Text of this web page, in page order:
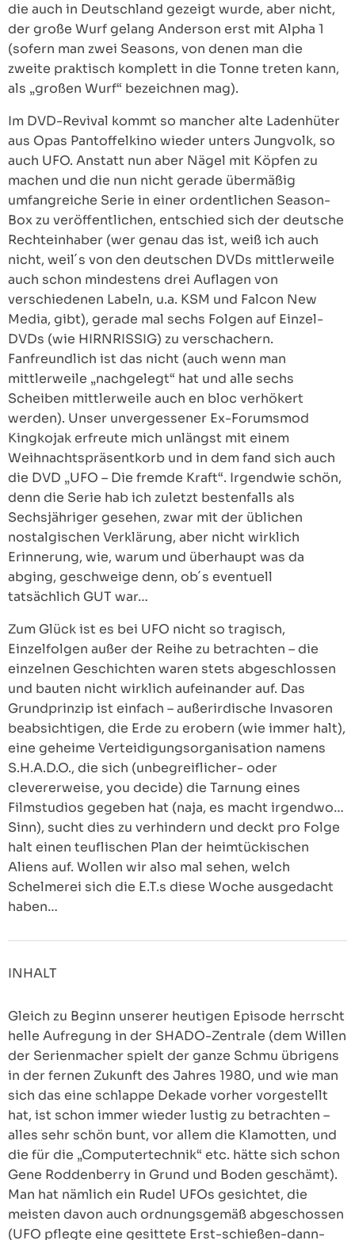
die auch in Deutschland gezeigt wurde, aber nicht,
der große Wurf gelang Anderson erst mit Alpha 1
(sofern man zwei Seasons, von denen man die
zweite praktisch komplett in die Tonne treten kann,
als „großen Wurf“ bezeichnen mag).
Im DVD-Revival kommt so mancher alte Ladenhüter
aus Opas Pantoffelkino wieder unters Jungvolk, so
auch UFO. Anstatt nun aber Nägel mit Köpfen zu
machen und die nun nicht gerade übermäßig
umfangreiche Serie in einer ordentlichen Season-
Box zu veröffentlichen, entschied sich der deutsche
Rechteinhaber (wer genau das ist, weiß ich auch
nicht, weil´s von den deutschen DVDs mittlerweile
auch schon mindestens drei Auflagen von
verschiedenen Labeln, u.a. KSM und Falcon New
Media, gibt), gerade mal sechs Folgen auf Einzel-
DVDs (wie HIRNRISSIG) zu verschachern.
Fanfreundlich ist das nicht (auch wenn man
mittlerweile „nachgelegt“ hat und alle sechs
Scheiben mittlerweile auch en bloc verhökert
werden). Unser unvergessener Ex-Forumsmod
Kingkojak erfreute mich unlängst mit einem
Weihnachtspräsentkorb und in dem fand sich auch
die DVD „UFO – Die fremde Kraft“. Irgendwie schön,
denn die Serie hab ich zuletzt bestenfalls als
Sechsjähriger gesehen, zwar mit der üblichen
nostalgischen Verklärung, aber nicht wirklich
Erinnerung, wie, warum und überhaupt was da
abging, geschweige denn, ob´s eventuell
tatsächlich GUT war…
Zum Glück ist es bei UFO nicht so tragisch,
Einzelfolgen außer der Reihe zu betrachten – die
einzelnen Geschichten waren stets abgeschlossen
und bauten nicht wirklich aufeinander auf. Das
Grundprinzip ist einfach – außerirdische Invasoren
beabsichtigen, die Erde zu erobern (wie immer halt),
eine geheime Verteidigungsorganisation namens
S.H.A.D.O., die sich (unbegreiflicher- oder
clevererweise, you decide) die Tarnung eines
Filmstudios gegeben hat (naja, es macht irgendwo…
Sinn), sucht dies zu verhindern und deckt pro Folge
halt einen teuflischen Plan der heimtückischen
Aliens auf. Wollen wir also mal sehen, welch
Schelmerei sich die E.T.s diese Woche ausgedacht
haben…
INHALT
Gleich zu Beginn unserer heutigen Episode herrscht
helle Aufregung in der SHADO-Zentrale (dem Willen
der Serienmacher spielt der ganze Schmu übrigens
in der fernen Zukunft des Jahres 1980, und wie man
sich das eine schlappe Dekade vorher vorgestellt
hat, ist schon immer wieder lustig zu betrachten –
alles sehr schön bunt, vor allem die Klamotten, und
die für die „Computertechnik“ etc. hätte sich schon
Gene Roddenberry in Grund und Boden geschämt).
Man hat nämlich ein Rudel UFOs gesichtet, die
meisten davon auch ordnungsgemäß abgeschossen
(UFO pflegte eine gesittete Erst-schießen-dann-